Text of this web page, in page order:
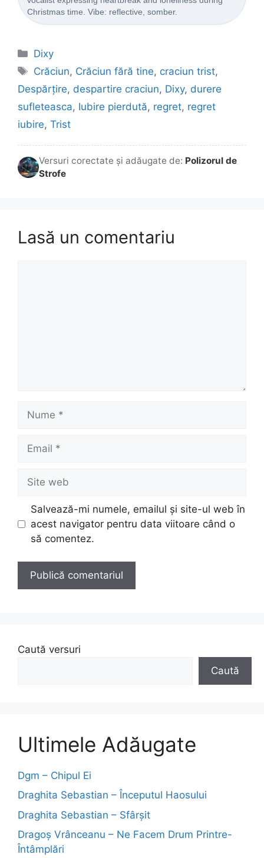
Christmas time. Vibe: reflective, somber.
Categorii
Dixy
Etichete
Crăciun, Crăciun fără tine, craciun trist,
Despărțire, despartire craciun, Dixy, durere
sufleteasca, Iubire pierdută, regret, regret
iubire, Trist
Versuri corectate și adăugate de: Polizorul de
Strofe
Lasă un comentariu
Nume
Email
Site
web
Salvează-mi numele, emailul și site-ul web în
acest navigator pentru data viitoare când o
să comentez.
Caută versuri
Caută
Ultimele Adăugate
Dgm – Chipul Ei
Draghita Sebastian – Începutul Haosului
Draghita Sebastian – Sfârșit
Dragoş Vrânceanu – Ne Facem Drum Printre-
Întâmplări